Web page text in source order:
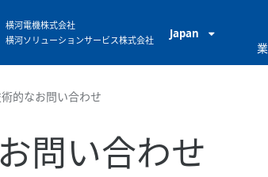
横河電機株式会社
横河ソリューションサービス株式会社
Japan
的なお問い合わせ
問い合わせ